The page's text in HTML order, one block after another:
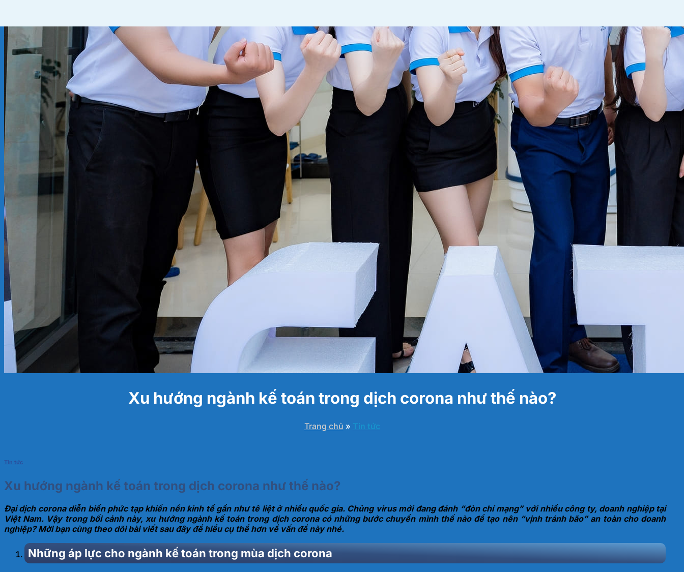
Xu hướng ngành kế toán trong dịch corona như thế nào?
Trang chủ » Tin tức
Tin tức
Xu hướng ngành kế toán trong dịch corona như thế nào?
Đại dịch corona diễn biến phức tạp khiến nền kinh tế gần như tê liệt ở nhiều quốc gia. Chủng virus mới đang đánh “đòn chí mạng” với nhiều công ty, doanh nghiệp tại
Việt Nam. Vậy trong bối cảnh này, xu hướng ngành kế toán trong dịch corona có những bước chuyển mình thế nào để tạo nên “vịnh tránh bão” an toàn cho doanh
nghiệp? Mời bạn cùng theo dõi bài viết sau đây để hiểu cụ thể hơn về vấn đề này nhé.
Những áp lực cho ngành kế toán trong mùa dịch corona